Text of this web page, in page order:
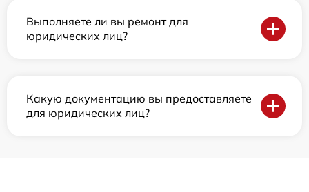
Выполняете ли вы ремонт для
юридических лиц?
Какую документацию вы предоставляете
для юридических лиц?